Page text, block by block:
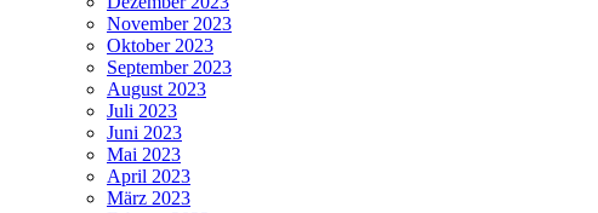
November 2023
Oktober 2023
September 2023
August 2023
Juli 2023
Juni 2023
Mai 2023
April 2023
März 2023